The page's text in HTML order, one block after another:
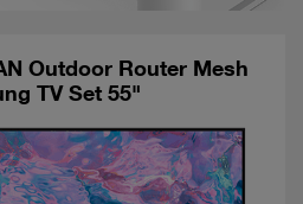
Outdoor Router Mesh
TV Set 55"